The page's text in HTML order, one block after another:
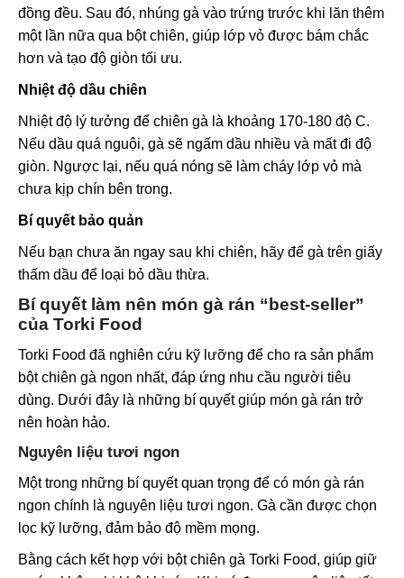
đồng đều. Sau đó, nhúng gà vào trứng trước khi lăn thêm
một lần nữa qua bột chiên, giúp lớp vỏ được bám chắc
hơn và tạo độ giòn tối ưu.
Nhiệt độ dầu chiên
Nhiệt độ lý tưởng để chiên gà là khoảng 170-180 độ C.
Nếu dầu quá nguội, gà sẽ ngấm dầu nhiều và mất đi độ
giòn. Ngược lại, nếu quá nóng sẽ làm cháy lớp vỏ mà
chưa kịp chín bên trong.
Bí quyết bảo quản
Nếu bạn chưa ăn ngay sau khi chiên, hãy để gà trên giấy
thấm dầu để loại bỏ dầu thừa.
Bí quyết làm nên món gà rán “best-seller”
của Torki Food
Torki Food đã nghiên cứu kỹ lưỡng để cho ra sản phẩm
bột chiên gà ngon nhất, đáp ứng nhu cầu người tiêu
dùng. Dưới đây là những bí quyết giúp món gà rán trở
nên hoàn hảo.
Nguyên liệu tươi ngon
Một trong những bí quyết quan trọng để có món gà rán
ngon chính là nguyên liệu tươi ngon. Gà cần được chọn
lọc kỹ lưỡng, đảm bảo độ mềm mọng.
Bằng cách kết hợp với bột chiên gà Torki Food, giúp giữ